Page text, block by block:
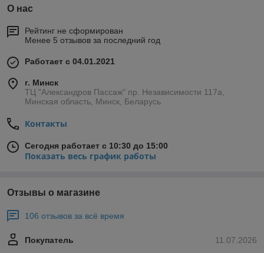
О нас
Рейтинг не сформирован
Менее 5 отзывов за последний год
Работает с 04.01.2021
г. Минск
ТЦ "Александров Пассаж" пр. Независимости 117а,
Минская область, Минск, Беларусь
Контакты
Сегодня работает с 10:30 до 15:00
Показать весь график работы
Отзывы о магазине
106 отзывов за всё время
11.07.2026
Покупатель